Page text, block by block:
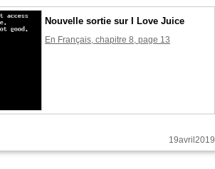
Nouvelle sortie sur I Love Juice
En Français, chapitre 8, page 13
19avril2019